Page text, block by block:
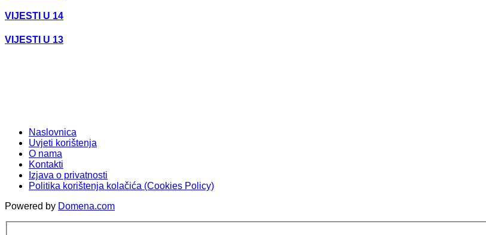
VIJESTI U 14
VIJESTI U 13
Naslovnica
Uvjeti korištenja
O nama
Kontakti
Izjava o privatnosti
Politika korištenja kolačića (Cookies Policy)
Powered by Domena.com